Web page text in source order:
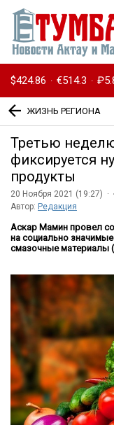
$424.86 · €514.3 ·
ЖИЗНЬ РЕГИОНА
Третью
фиксируется
продукты
20 Ноября 2021 (19:27) ·
Автор: Редакция
Аскар Мамин провел
на социально
смазочные материалы